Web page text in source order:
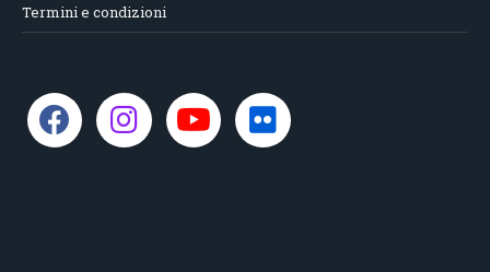
Termini e condizioni